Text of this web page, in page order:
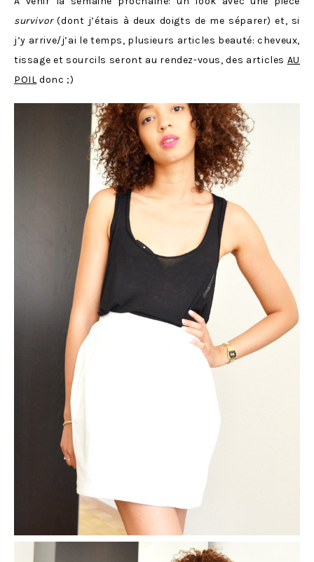
survivor(dont j’étais à deux doigts de me séparer) et, si
j’y arrive/j’ai le temps, plusieurs articles beauté: cheveux,
tissage et sourcils seront au rendez-vous, des articles AU
POIL donc ;)